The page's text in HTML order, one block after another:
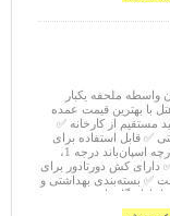
ملحفه یکبار
بهترین قیمت عمده
تولید مستقیم از کارخانه ✅
✅ قابل استفاده برای
تخت یکنفره و دونفره ✅ پارچه اسپان‌باند درجه 1،
دارای کش دورتادور برای
بسته‌بندی بهداشتی و
اقامتگاه‌ها،
و سالن‌ها